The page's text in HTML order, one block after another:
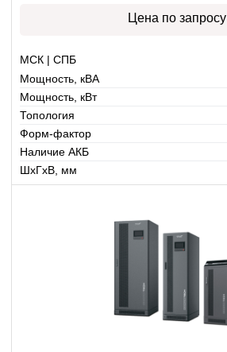
Цена по запросу
МСК | СПБ
Мощность, кВА
Мощность, кВт
Топология
Форм-фактор
Наличие АКБ
ШхГхВ, мм